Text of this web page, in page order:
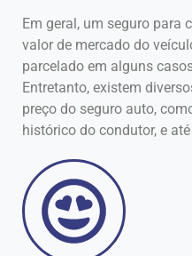
Em geral, um seguro para
valor de mercado do
parcelado em alguns
Entretanto, existem
preço do seguro auto,
histórico do condutor, e